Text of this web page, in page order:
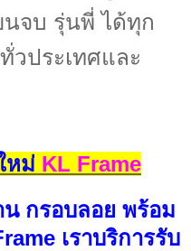
นจบ รุ่นพี่ ได้ทุก
วประเทศและ
หม่ KL Frame
กรอบลอย พร้อม
เราบริการรับ